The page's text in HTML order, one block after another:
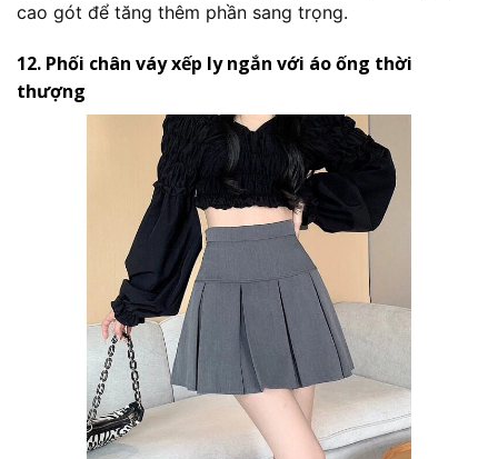
cao gót để tăng thêm phần sang trọng.
12. Phối chân váy xếp ly ngắn với áo ống thời
thượng